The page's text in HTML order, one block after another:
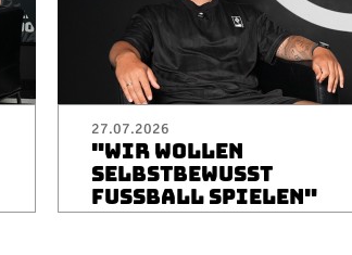
27.07.2026
"WIR WOLLEN
SELBSTBEWUSST
FUSSBALL SPIELEN"